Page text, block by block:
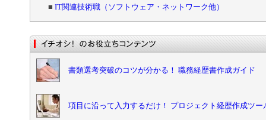
■ IT関連技術職（ソフトウェア・ネットワーク他）
書類選考突破のコツが分かる！ 職務経歴書作成ガイド
項目に沿って入力するだけ！ プロジェクト経歴作成ツー